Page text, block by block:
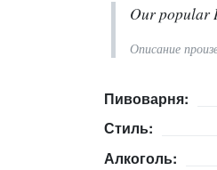
Our popular
Описание
Пивоварня:
Стиль:
Алкоголь: